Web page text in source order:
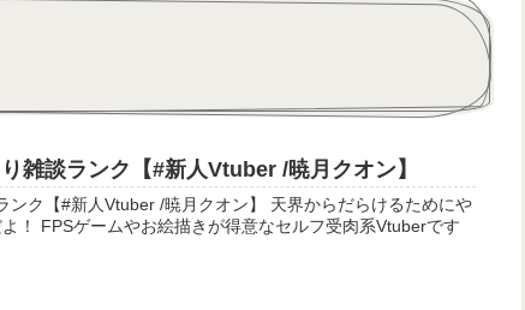
雑談ランク【#新人Vtuber /暁月クオン】
/暁月クオン】 天界からだらけるためにや
！ FPSゲームやお絵描きが得意なセルフ受肉系Vtuberです